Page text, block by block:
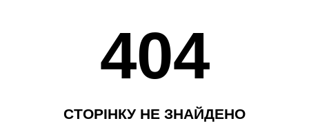
404
СТОРІНКУ НЕ ЗНАЙДЕНО